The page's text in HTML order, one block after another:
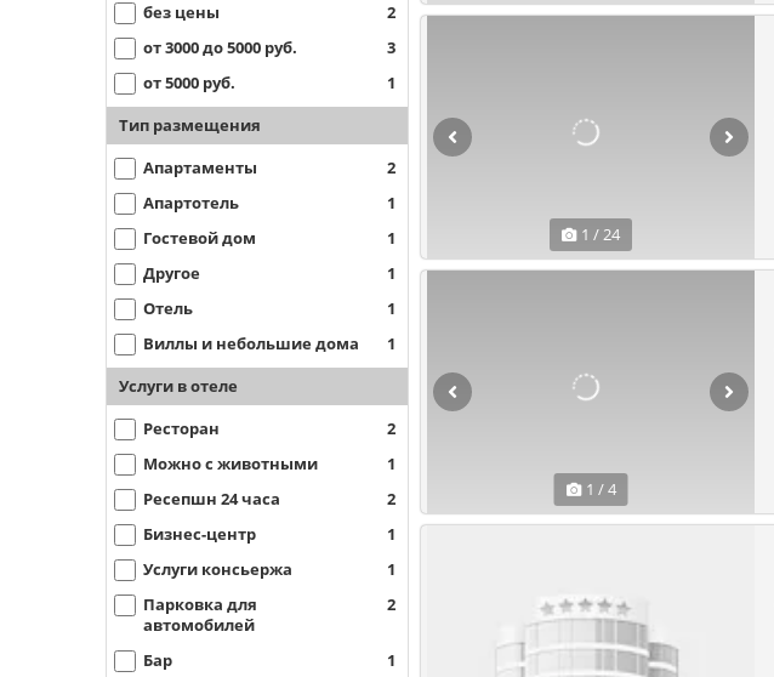
без цены
2
от 3000 до 5000 руб.
3
от 5000 руб.
1
Тип размещения
Апартаменты
2
Апартотель
1
Гостевой дом
1
Другое
1
Отель
1
Виллы и небольшие дома
1
Услуги в отеле
Ресторан
2
Можно с животными
1
Ресепшн 24 часа
2
Бизнес-центр
1
Услуги консьержа
1
Парковка для
автомобилей
2
Бар
1
1 / 24
1 / 4